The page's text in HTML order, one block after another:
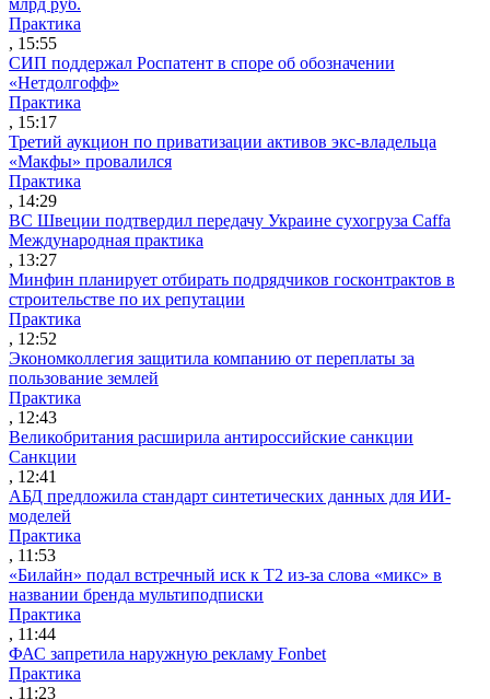
млрд руб.
Практика
, 15:55
СИП поддержал Роспатент в споре об обозначении
«Нетдолгофф»
Практика
, 15:17
Третий аукцион по приватизации активов экс-владельца
«Макфы» провалился
Практика
, 14:29
ВС Швеции подтвердил передачу Украине сухогруза Caffa
Международная практика
, 13:27
Минфин планирует отбирать подрядчиков госконтрактов в
строительстве по их репутации
Практика
, 12:52
Экономколлегия защитила компанию от переплаты за
пользование землей
Практика
, 12:43
Великобритания расширила антироссийские санкции
Санкции
, 12:41
АБД предложила стандарт синтетических данных для ИИ-
моделей
Практика
, 11:53
«Билайн» подал встречный иск к Т2 из-за слова «микс» в
названии бренда мультиподписки
Практика
, 11:44
ФАС запретила наружную рекламу Fonbet
Практика
, 11:23